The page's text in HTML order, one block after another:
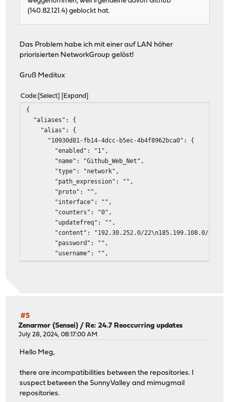
(140.82.121.4) geblockt hat.
Das Problem habe ich mit einer auf LAN höher
priorisierten NetworkGroup gelöst!
Gruß Meditux
Code Select Expand
{
"aliases": {
"alias": {
"10930d81-fb14-4dcc-b5ec-4b4f8962bca0": {
"enabled": "1",
"name": "Github_Web_Net",
"type": "network",
"path_expression": "",
"proto": "",
"interface": "",
"counters": "0",
"updatefreq": "",
"content": "192.30.252.0/22\n185.199.108.0/
"password": "",
"username": "",
"eval_nomatch": "0",
"eval_match": "0",
"in_block_p": "0",
"in_pass_p": "0",
"out_block_p": "0",
"out_block_b": "0",
"out_pass_p": "0",
#5
Zenarmor (Sensei) /Re: 24.7 Reoccurring updates
July 28, 2024, 08:17:00 AM
Hello Meg,
there are incompatibilities between the repositories. I
suspect between the SunnyValley and mimugmail
repositories.